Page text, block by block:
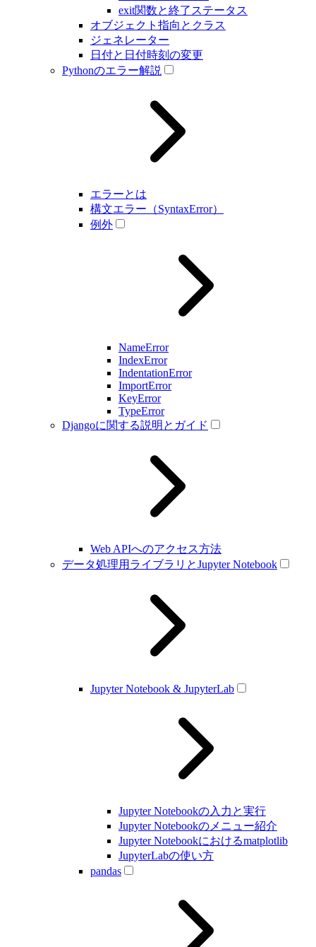
exit関数と終了ステータス
オブジェクト指向とクラス
ジェネレーター
日付と日付時刻の変更
Pythonのエラー解説
エラーとは
構文エラー（SyntaxError）
例外
NameError
IndexError
IndentationError
ImportError
KeyError
TypeError
Djangoに関する説明とガイド
Web APIへのアクセス方法
データ処理用ライブラリとJupyter Notebook
Jupyter Notebook & JupyterLab
Jupyter Notebookの入力と実行
Jupyter Notebookのメニュー紹介
Jupyter Notebookにおけるmatplotlib
JupyterLabの使い方
pandas